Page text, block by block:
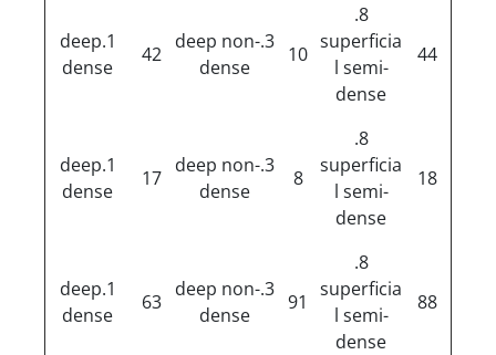
44
8.
superficia
l semi-
dense
10
3.deep non-
dense
42
1.deep
dense
18
8.
superficia
l semi-
dense
8
3.deep non-
dense
17
1.deep
dense
88
8.
superficia
l semi-
dense
91
3.deep non-
dense
63
1.deep
dense